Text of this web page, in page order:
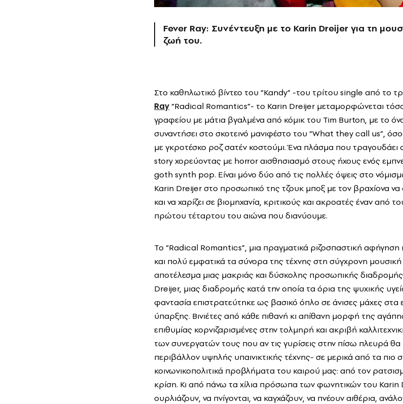
Fever Ray: Συνέντευξη με το Karin Dreijer για τη
ζωή του.
Στο καθηλωτικό βίντεο του “Kandy” -του τρίτου single από το
Ray“Radical Romantics”- το Karin Dreijer μεταμορφώνεται
γραφείου με μάτια βγαλμένα από κόμικ του Tim Burton, με το
συναντήσει στο σκοτεινό μανιφέστο του “What they call us”,
με γκροτέσκο ροζ σατέν κοστούμι. Ένα πλάσμα που τραγουδάει
story χορεύοντας με horror αισθησιασμό στους ήχους ενός
goth synth pop. Είναι μόνο δύο από τις πολλές όψεις στο
Karin Dreijer στο προσωπικό της τζουκ μποξ με τον βραχίονα
και να χαρίζει σε βιομηχανία, κριτικούς και ακροατές έναν από
πρώτου τέταρτου του αιώνα που διανύουμε.
To “Radical Romantics”, μια πραγματικά ριζοσπαστική αφήγηση
και πολύ εμφατικά τα σύνορα της τέχνης στη σύγχρονη μουσική
αποτέλεσμα μιας μακριάς και δύσκολης προσωπικής
Dreijer, μιας διαδρομής κατά την οποία τα όρια της ψυχικής
φαντασία επιστρατεύτηκε ως βασικό όπλο σε άνισες μάχες
ύπαρξης. Βινιέτες από κάθε πιθανή κι απίθανη μορφή της
επιθυμίας κορνιζαρισμένες στην τολμηρή και ακριβή
των συνεργατών τους που αν τις γυρίσεις στην πίσω πλευρά θα
περιβάλλον υψηλής υπαινικτικής τέχνης- σε μερικά από τα πιο
κοινωνικοπολιτικά προβλήματα του καιρού μας: από τον
κρίση. Κι από πάνω τα χίλια πρόσωπα των φωνητικών του Karin
ουρλιάζουν, να πνίγονται, να καγχάζουν, να πνέουν αιθέρια,